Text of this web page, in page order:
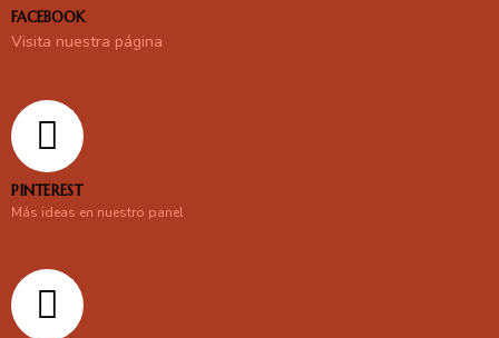
FACEBOOK
Visita nuestra página
PINTEREST
Más ideas en nuestro panel